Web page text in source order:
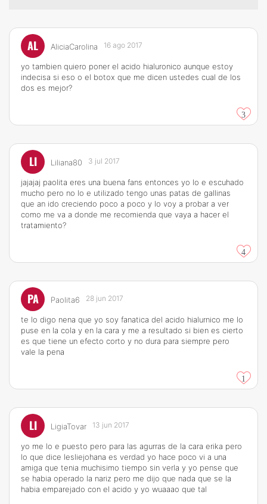
AL AliciaCarolina 16 ago 2017
yo tambien quiero poner el acido hialuronico aunque estoy
indecisa si eso o el botox que me dicen ustedes cual de los
dos es mejor?
3
LI Liliana80 3 jul 2017
jajajaj paolita eres una buena fans entonces yo lo e escuhado
mucho pero no lo e utilizado tengo unas patas de gallinas
que an ido creciendo poco a poco y lo voy a probar a ver
como me va a donde me recomienda que vaya a hacer el
tratamiento?
4
PA Paolita6 28 jun 2017
te lo digo nena que yo soy fanatica del acido hialurnico me lo
puse en la cola y en la cara y me a resultado si bien es cierto
es que tiene un efecto corto y no dura para siempre pero
vale la pena
1
LI LigiaTovar 13 jun 2017
yo me lo e puesto pero para las agurras de la cara erika pero
lo que dice lesliejohana es verdad yo hace poco vi a una
amiga que tenia muchisimo tiempo sin verla y yo pense que
se habia operado la nariz pero me dijo que nada que se la
habia emparejado con el acido y yo wuaaao que tal